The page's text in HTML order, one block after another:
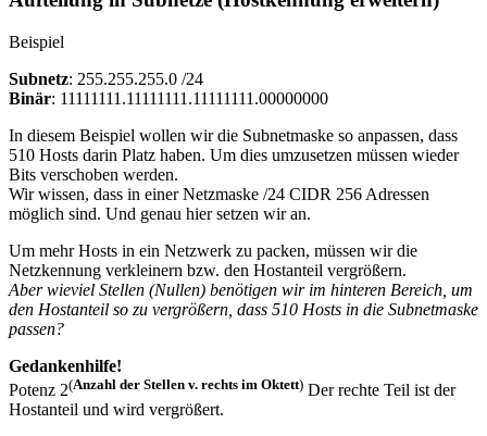
Beispiel
Subnetz: 255.255.255.0 /24
Binär: 11111111.11111111.11111111.00000000
In diesem Beispiel wollen wir die Subnetmaske so anpassen, dass
510 Hosts darin Platz haben. Um dies umzusetzen müssen wieder
Bits verschoben werden.
Wir wissen, dass in einer Netzmaske /24 CIDR 256 Adressen
möglich sind. Und genau hier setzen wir an.
Um mehr Hosts in ein Netzwerk zu packen, müssen wir die
Netzkennung verkleinern bzw. den Hostanteil vergrößern.
Aber wieviel Stellen (Nullen) benötigen wir im hinteren Bereich, um
den Hostanteil so zu vergrößern, dass 510 Hosts in die Subnetmaske
passen?
Gedankenhilfe!
Potenz 2(Anzahl der Stellen v. rechts im Oktett) Der rechte Teil ist der
Hostanteil und wird vergrößert.